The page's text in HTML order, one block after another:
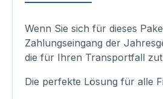
Wenn Sie sich für dieses
Zahlungseingang der
die für Ihren Transportfall
Die perfekte Lösung für alle